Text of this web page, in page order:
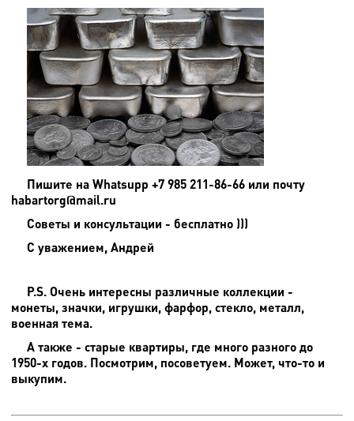
Пишите на Whatsupp +7 985 211-86-66 или почту
habartorg@mail.ru
Советы и консультации - бесплатно )))
С уважением, Андрей
P.S. Очень интересны различные коллекции -
монеты, значки, игрушки, фарфор, стекло, металл,
военная тема.
А также - старые квартиры, где много разного до
1950-х годов. Посмотрим, посоветуем. Может, что-то и
выкупим.